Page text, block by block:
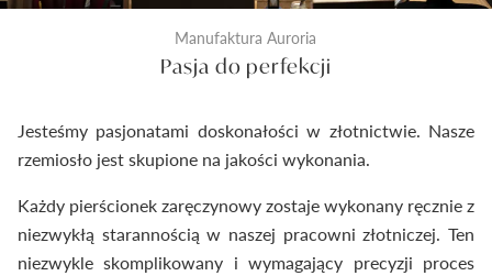
Manufaktura Auroria
Pasja do perfekcji
Jesteśmy pasjonatami doskonałości w złotnictwie. Nasze
rzemiosło jest skupione na jakości wykonania.
Każdy pierścionek zaręczynowy zostaje wykonany ręcznie z
niezwykłą starannością w naszej pracowni złotniczej. Ten
niezwykle skomplikowany i wymagający precyzji proces